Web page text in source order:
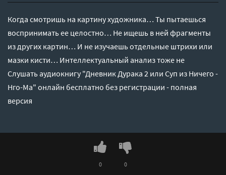
Когда смотришь на картину художника… Ты пытаешься
воспринимать ее целостно… Не ищешь в ней фрагменты
из других картин… И не изучаешь отдельные штрихи или
мазки кисти… Интеллектуальный анализ тоже не
Слушать аудиокнигу "Дневник Дурака 2 или Суп из Ничего -
Нго-Ма" онлайн бесплатно без регистрации - полная
версия
0 0